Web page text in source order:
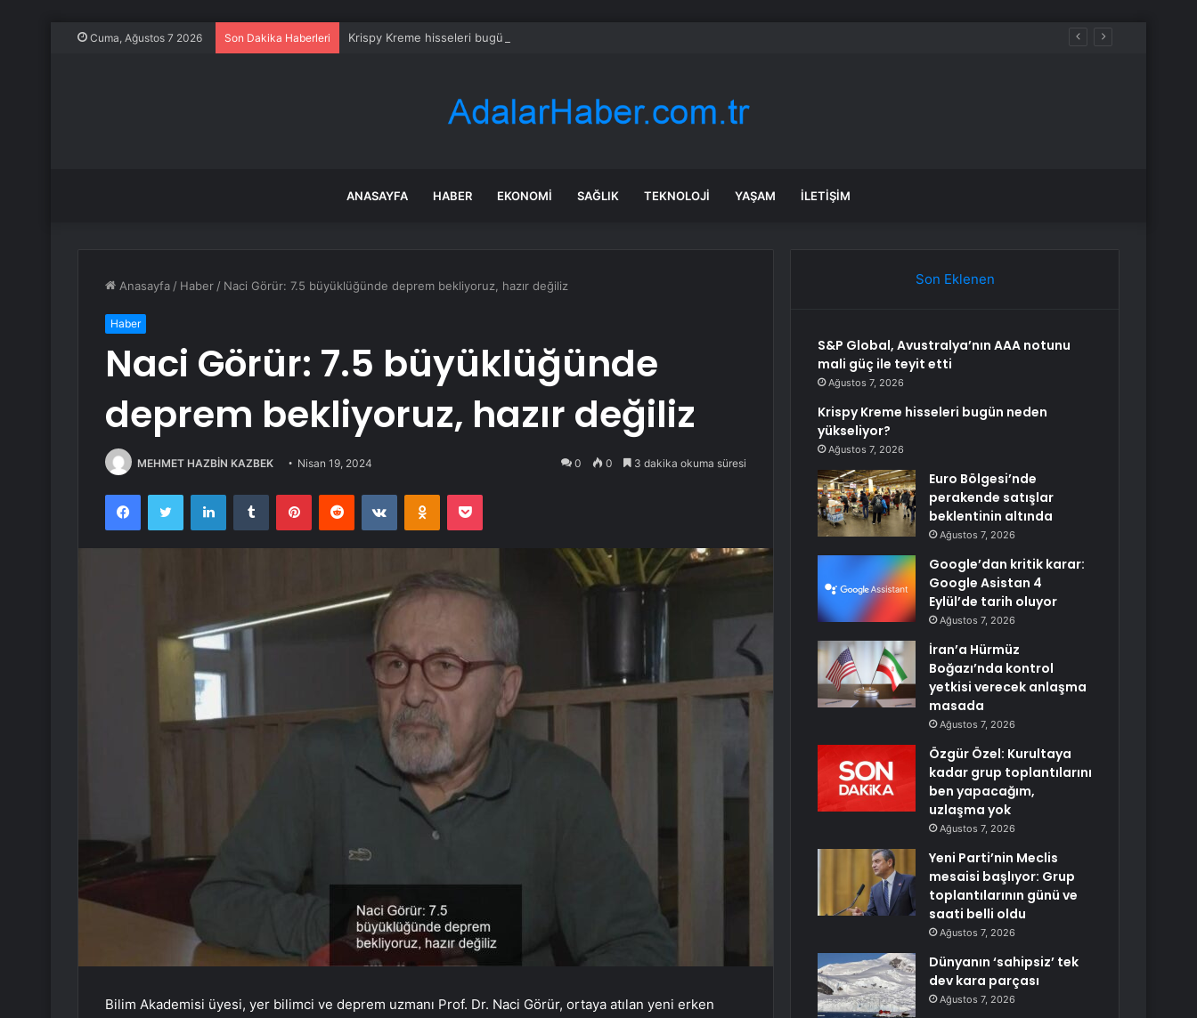
Cuma, Ağustos 7 2026 Son Dakika Haberleri Krispy Kreme hisseleri bugün neden yükseliyor?
ANASAYFA HABER EKONOMI SAĞLIK TEKNOLOJI YAŞAM İLETIŞIM
Anasayfa / Haber / Naci Görür: 7.5 büyüklüğünde deprem bekliyoruz, hazır değiliz
Haber
Naci Görür: 7.5 büyüklüğünde
deprem bekliyoruz, hazır değiliz
MEHMET HAZBİN KAZBEK Nisan 19, 2024 0 0 3 dakika okuma süresi
FacebookTwitter LinkedInTumblr PinterestReddit VKontakteOdnoklassniki
Pocket
Bilim Akademisi üyesi, yer bilimci ve deprem uzmanı Prof. Dr. Naci Görür, ortaya atılan yeni erken
Son Eklenen
S&P Global, Avustralya’nın AAA notunu
mali güç ile teyit etti
Ağustos 7, 2026
Krispy Kreme hisseleri bugün neden
yükseliyor?
Ağustos 7, 2026
Euro Bölgesi’nde
perakende satışlar
beklentinin altında
Ağustos 7, 2026
Google’dan kritik karar:
Google Asistan 4
Eylül’de tarih oluyor
Ağustos 7, 2026
İran’a Hürmüz
Boğazı’nda kontrol
yetkisi verecek anlaşma
masada
Ağustos 7, 2026
Özgür Özel: Kurultaya
kadar grup toplantılarını
ben yapacağım,
uzlaşma yok
Ağustos 7, 2026
Yeni Parti’nin Meclis
mesaisi başlıyor: Grup
toplantılarının günü ve
saati belli oldu
Ağustos 7, 2026
Dünyanın ‘sahipsiz’ tek
dev kara parçası
Ağustos 7, 2026